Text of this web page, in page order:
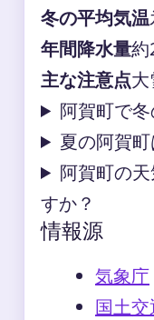
冬の平均気温
年間降水量
主な注意点
阿賀町で
夏の阿賀
阿賀町の
すか？
情報源
気象庁
国土交